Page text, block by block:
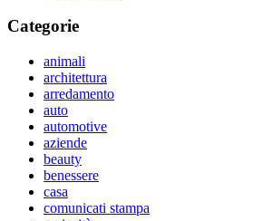
Categorie
animali
architettura
arredamento
auto
automotive
aziende
beauty
benessere
casa
comunicati stampa